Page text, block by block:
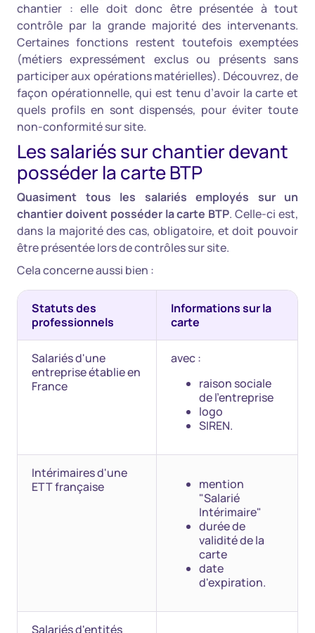
chantier : elle doit donc être présentée à tout
contrôle par la grande majorité des intervenants.
Certaines fonctions restent toutefois exemptées
(métiers expressément exclus ou présents sans
participer aux opérations matérielles). Découvrez, de
façon opérationnelle, qui est tenu d’avoir la carte et
quels profils en sont dispensés, pour éviter toute
non-conformité sur site.
Les salariés sur chantier devant
posséder la carte BTP
Quasiment tous les salariés employés sur un
chantier doivent posséder la carte BTP. Celle-ci est,
dans la majorité des cas, obligatoire, et doit pouvoir
être présentée lors de contrôles sur site.
Cela concerne aussi bien :
Statuts des
professionnels
Informations sur la
carte
Salariés d'une
entreprise établie en
France
avec :
raison sociale
de l'entreprise
logo
SIREN.
Intérimaires d'une
ETT française
mention
"Salarié
Intérimaire"
durée de
validité de la
carte
date
d'expiration.
Salariés d'entités